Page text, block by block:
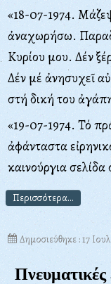
«18-07-1974.
ἀναχωρήσω.
Κυρίου μου. Δέν
Δέν μέ ἀνησυχεῖ
στή δική του
«19-07-1974. Τό
ἀφάνταστα
καινούργια
Περισσότερα...
Δημοσιεύθηκε : 17